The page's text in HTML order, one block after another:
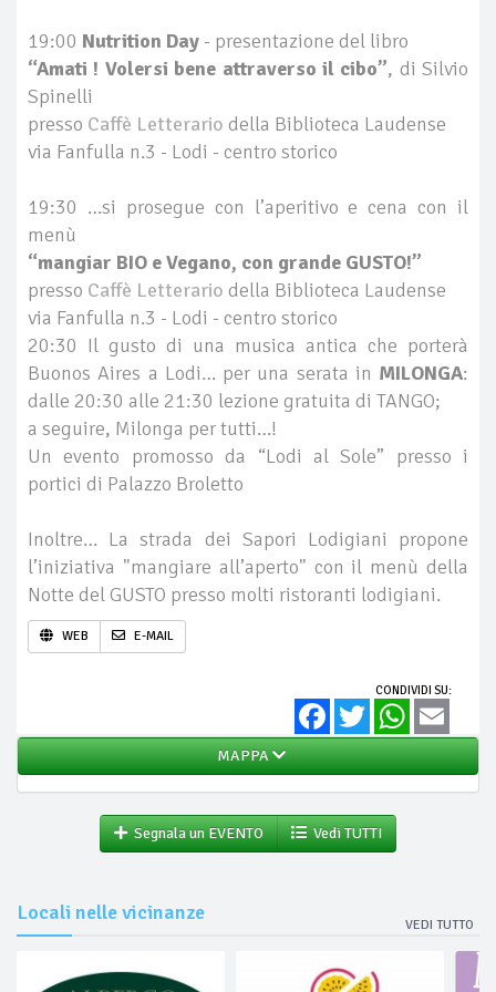
19:00 Nutrition Day - presentazione del libro
“Amati ! Volersi bene attraverso il cibo”, di Silvio
Spinelli
presso Caffè Letterario della Biblioteca Laudense
via Fanfulla n.3 - Lodi - centro storico
19:30 …si prosegue con l’aperitivo e cena con il
menù
“mangiar BIO e Vegano, con grande GUSTO!”
presso Caffè Letterario della Biblioteca Laudense
via Fanfulla n.3 - Lodi - centro storico
20:30 Il gusto di una musica antica che porterà
Buonos Aires a Lodi… per una serata in MILONGA:
dalle 20:30 alle 21:30 lezione gratuita di TANGO;
a seguire, Milonga per tutti…!
Un evento promosso da “Lodi al Sole” presso i
portici di Palazzo Broletto
Inoltre… La strada dei Sapori Lodigiani propone
l’iniziativa "mangiare all’aperto" con il menù della
Notte del GUSTO presso molti ristoranti lodigiani.
WEB E-MAIL
CONDIVIDI SU:
FacebookTwitter WhatsApp
MAPPA
Segnala un EVENTO Vedi TUTTI
Locali nelle vicinanze
VEDI TUTTO